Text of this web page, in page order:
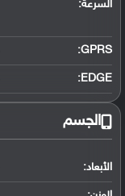
السرعة:
GPRS:
EDGE:
الجسم
الأبعاد: